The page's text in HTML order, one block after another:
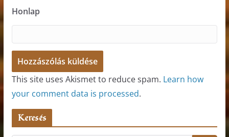
Honlap
This site uses Akismet to reduce spam. Learn how
your comment data is processed.
Keresés